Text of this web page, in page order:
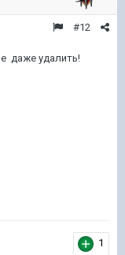
#12
даже удалить!
1